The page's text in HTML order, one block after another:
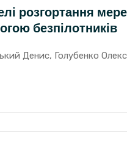
розгортання
безпілотників
Денис, Голубенко